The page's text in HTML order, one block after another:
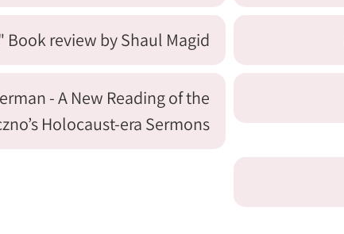
review by Shaul Magid"
- A New Reading of the
Holocaust-era Sermons